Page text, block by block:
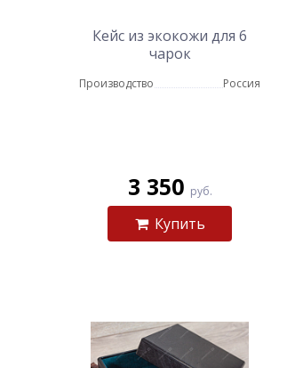
Кейс из экокожи для 6
чарок
Производство Россия
3 350 руб.
Купить